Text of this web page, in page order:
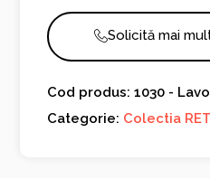
Solicită mai
Cod produs: 1030 -
Categorie: Colectia